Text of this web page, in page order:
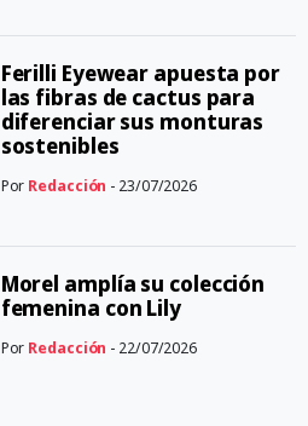
Ferilli Eyewear apuesta por
las fibras de cactus para
diferenciar sus monturas
sostenibles
Por Redacción - 23/07/2026
Morel amplía su colección
femenina con Lily
Por Redacción - 22/07/2026